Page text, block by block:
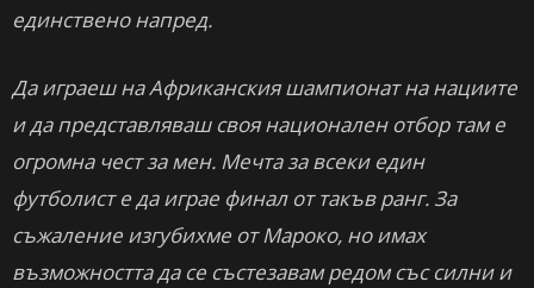
единствено напред.
Да играеш на Африканския шампионат на нациите
и да представляваш своя национален отбор там е
огромна чест за мен. Мечта за всеки един
футболист е да играе финал от такъв ранг. За
съжаление изгубихме от Мароко, но имах
възможността да се състезавам редом със силни и